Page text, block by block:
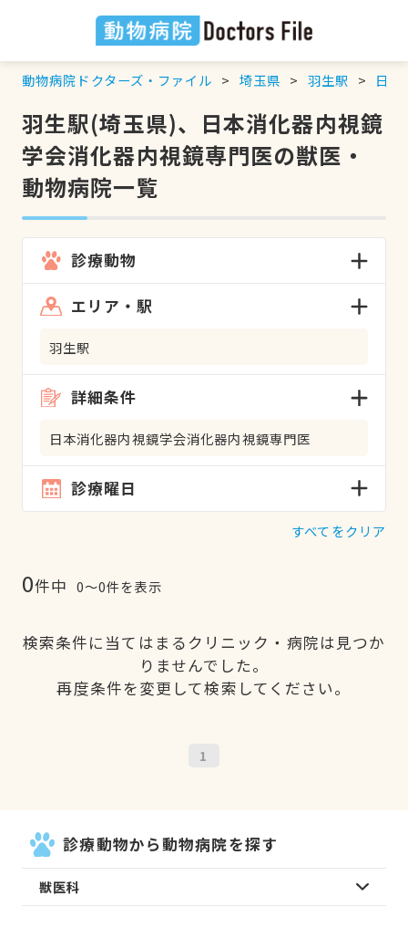
動物病院ドクターズ・ファイル 埼玉県 羽生駅 日
羽生駅(埼玉県)、日本消化器内視鏡
学会消化器内視鏡専門医の獣医・
動物病院一覧
診療動物
エリア・駅
羽生駅
詳細条件
日本消化器内視鏡学会消化器内視鏡専門医
診療曜日
すべてをクリア
0件中 0〜0件を表示
検索条件に当てはまるクリニック・病院は見つか
りませんでした。
再度条件を変更して検索してください。
1
診療動物から動物病院を探す
獣医科